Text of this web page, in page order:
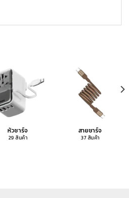
หัวชาร์จ
29 สินค้า
สายชาร์จ
37 สินค้า